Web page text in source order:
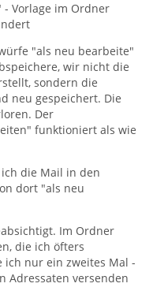
Vorlage im Ordner
"als neu bearbeite"
wir nicht die
sondern die
neu gespeichert. Die
Der
funktioniert als wie
die Mail in den
dort "als neu
Im Ordner
die ich öfters
nur ein zweites Mal -
Adressaten versenden